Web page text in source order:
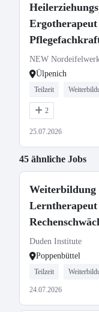
NEW
Ülpenich
Teilzeit
2
25.07.2026
45 ähnliche Jobs
Duden Institute
Poppenbüttel
Teilzeit
24.07.2026